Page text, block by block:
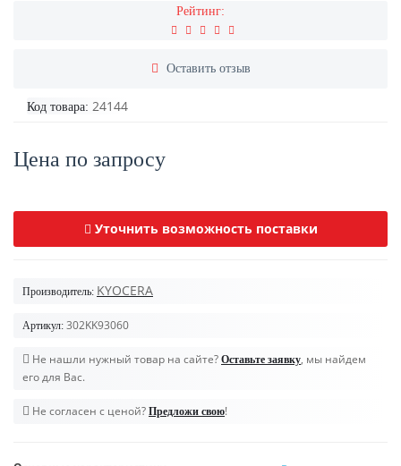
Рейтинг:
Оставить отзыв
Код товара: 24144
Цена по запросу
Уточнить возможность поставки
Производитель: KYOCERA
Артикул: 302KK93060
Не нашли нужный товар на сайте? Оставьте заявку, мы найдем
его для Вас.
Не согласен с ценой? Предложи свою!